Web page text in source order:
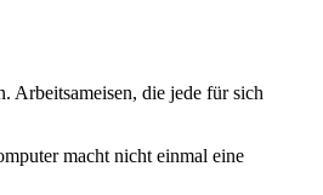
Arbeitsameisen, die jede für sich
macht nicht einmal eine